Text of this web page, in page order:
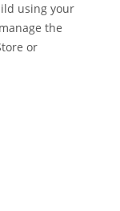
using your
the
or